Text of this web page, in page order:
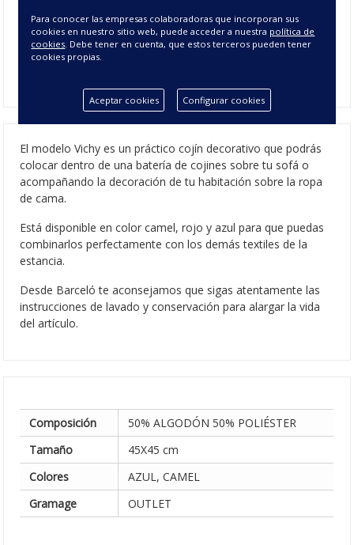
Relleno no incluido.
El modelo Vichy es un práctico cojín decorativo que podrás
colocar dentro de una batería de cojines sobre tu sofá o
acompañando la decoración de tu habitación sobre la ropa
de cama.
Está disponible en color camel, rojo y azul para que puedas
combinarlos perfectamente con los demás textiles de la
estancia.
Desde Barceló te aconsejamos que sigas atentamente las
instrucciones de lavado y conservación para alargar la vida
del artículo.
Composición
50% ALGODÓN 50% POLIÉSTER
Tamaño
45X45 cm
Colores
AZUL, CAMEL
Gramage
OUTLET
Para conocer las empresas colaboradoras que incorporan sus
cookies en nuestro sitio web, puede acceder a nuestra política de
cookies . Debe tener en cuenta, que estos terceros pueden tener
cookies propias.
Aceptar cookies Configurar cookies